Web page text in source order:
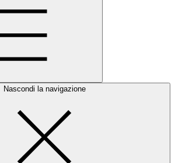
Nascondi la navigazione